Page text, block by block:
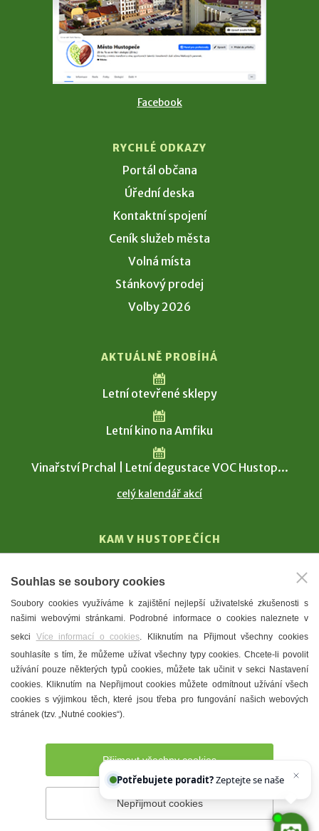
Facebook
RYCHLÉ ODKAZY
Portál občana
Úřední deska
Kontaktní spojení
Ceník služeb města
Volná místa
Stánkový prodej
Volby 2026
AKTUÁLNĚ PROBÍHÁ
Letní otevřené sklepy
Letní kino na Amfiku
Vinařství Prchal | Letní degustace VOC Hustop...
celý kalendář akcí
KAM V HUSTOPEČÍCH
T. G. Masaryk
Mandloně
Ubytování
Restaurace
Městské muzeum a galerie
Denní meníčka
Prohlášení o přístupnosti Správce webu
Souhlas se soubory cookies
Soubory cookies využíváme k zajištění nejlepší uživatelské zkušenosti s
našimi webovými stránkami. Podrobné informace o cookies naleznete v
sekci Více informací o cookies. Kliknutím na Přijmout všechny cookies
souhlasíte s tím, že můžeme užívat všechny typy cookies. Chcete-li povolit
užívání pouze některých typů cookies, můžete tak učinit v sekci Nastavení
cookies. Kliknutím na Nepřijmout cookies můžete odmítnout užívání všech
cookies s výjimkou těch, které jsou třeba pro fungování našich webových
stránek (tzv. „Nutné cookies“).
Přijmout všechny cookies
Nepřijmout cookies
Potřebujete poradit?
Chettyho.